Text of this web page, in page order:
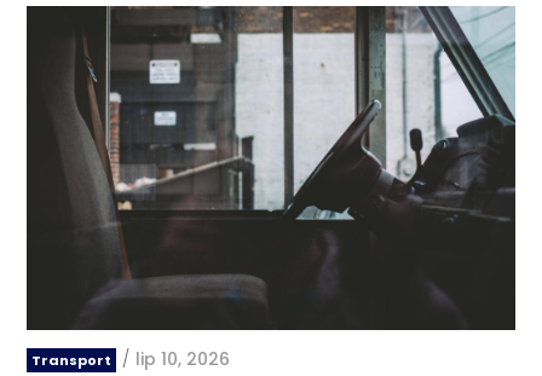
Transport / lip 10, 2026